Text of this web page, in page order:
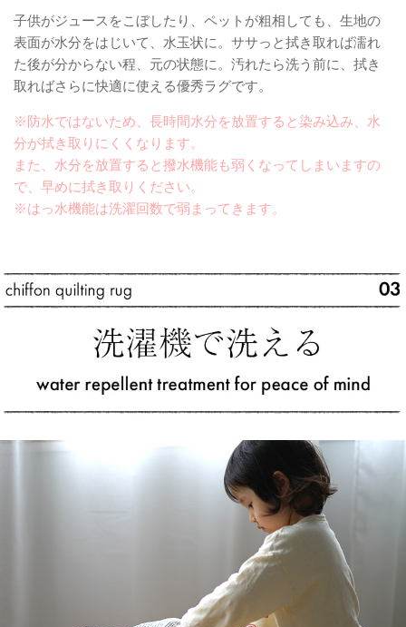
子供がジュースをこぼしたり、ペットが粗相しても、生地の
表面が水分をはじいて、水玉状に。ササっと拭き取れば濡れ
た後が分からない程、元の状態に。汚れたら洗う前に、拭き
取ればさらに快適に使える優秀ラグです。
※防水ではないため、長時間水分を放置すると染み込み、水
分が拭き取りにくくなります。
また、水分を放置すると撥水機能も弱くなってしまいますの
で、早めに拭き取りください。
※はっ水機能は洗濯回数で弱まってきます。